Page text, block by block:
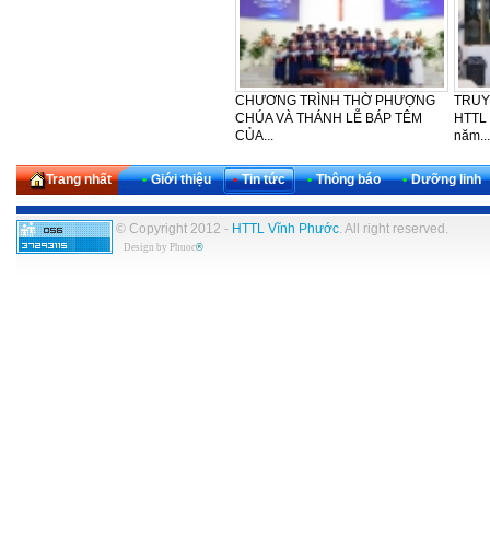
CẢM TẠ – SINH NHẬT LẦN THỨ
42 CỦA BAN PHỤ NỮ HTTL
VĨNH...
Trang nhất • Giới thiệu • Tin tức • Thông báo • Dưỡng linh
© Copyright 2012 - HTTL Vĩnh Phước. All right reserved.
Design by Phuoc®